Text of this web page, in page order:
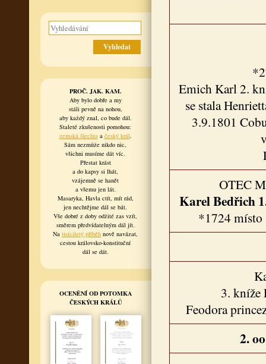
PROČ. JAK. KAM.
Aby bylo dobře a my
stáli pevně na nohou,
aby každý znal, co bude dál.
Staleté zkušenosti pomohou:
zemská šlechtaa český král.
Sám nezmůže nikdo nic,
všichni musíme dát víc.
Přestat krást
a do kapsy si lhát,
vzájemně se hanět
a všemu jen lát.
Masaryka, Havla ctít, mít rád,
jen nechtějme dál se bát.
Vše dobré z doby odžité zas vzít,
směrem předvídatelným dál jít.
Na tisíciletý příběh nově navázat,
cestou královsko-konstituční
dál se dát.
OCENĚNÍ OD POTOMKA
ČESKÝCH KRÁLŮ
Emich Karl 2.
se stala
3.9.1801
OTEC
Karel Bedřich
*1724
3. kníže
Feodora
2.